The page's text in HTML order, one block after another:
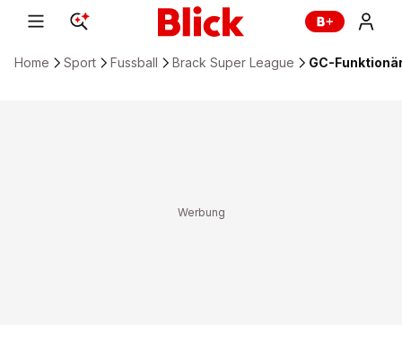
Home Sport Fussball Brack Super League GC-